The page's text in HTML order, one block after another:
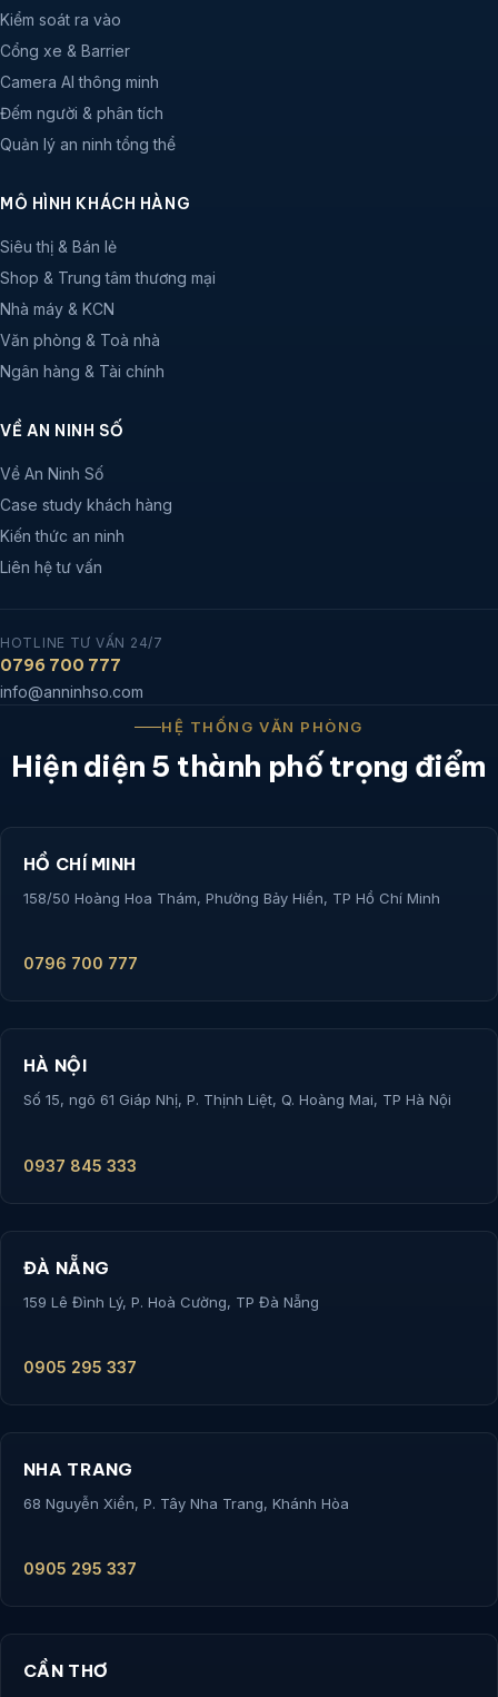
Kiểm soát ra vào
Cổng xe & Barrier
Camera AI thông minh
Đếm người & phân tích
Quản lý an ninh tổng thể
MÔ HÌNH KHÁCH HÀNG
Siêu thị & Bán lẻ
Shop & Trung tâm thương mại
Nhà máy & KCN
Văn phòng & Toà nhà
Ngân hàng & Tài chính
VỀ AN NINH SỐ
Về An Ninh Số
Case study khách hàng
Kiến thức an ninh
Liên hệ tư vấn
HOTLINE TƯ VẤN 24/7
0796 700 777
info@anninhso.com
HỆ THỐNG VĂN PHÒNG
Hiện diện 5 thành phố trọng điểm
HỒ CHÍ MINH
158/50 Hoàng Hoa Thám, Phường Bảy Hiền, TP Hồ Chí Minh
0796 700 777
HÀ NỘI
Số 15, ngõ 61 Giáp Nhị, P. Thịnh Liệt, Q. Hoàng Mai, TP Hà Nội
0937 845 333
ĐÀ NẴNG
159 Lê Đình Lý, P. Hoà Cường, TP Đà Nẵng
0905 295 337
NHA TRANG
68 Nguyễn Xiển, P. Tây Nha Trang, Khánh Hòa
0905 295 337
CẦN THƠ